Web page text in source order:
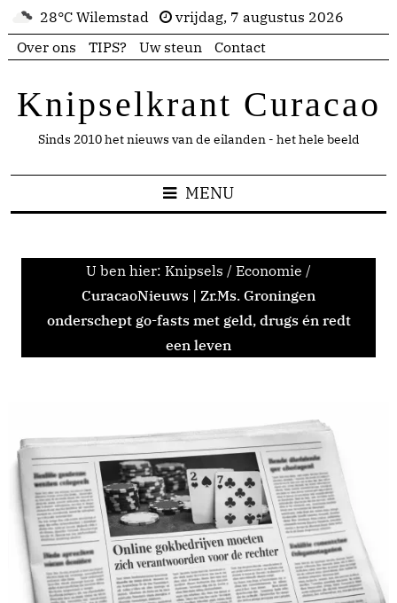
28°C Wilemstad
vrijdag, 7 augustus 2026
Over ons
TIPS? Uw steun Contact
Knipselkrant Curacao
Sinds 2010 het nieuws van de eilanden - het hele beeld
MENU
U ben hier: Knipsels / Economie /
CuracaoNieuws | Zr.Ms. Groningen
onderschept go-fasts met geld, drugs én redt
een leven